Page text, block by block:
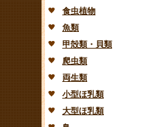
食虫植物
魚類
甲殻類・貝類
爬虫類
両生類
小型ほ乳類
大型ほ乳類